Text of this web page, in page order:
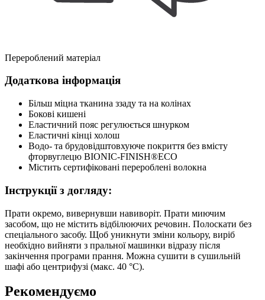
Перероблений матеріал
Додаткова інформація
Більш міцна тканина ззаду та на колінах
Бокові кишені
Еластичний пояс регулюється шнурком
Еластичні кінці холош
Водо- та брудовідштовхуюче покриття без вмісту
фторвуглецю BIONIC-FINISH®ECO
Містить сертифіковані перероблені волокна
Інструкції з догляду:
Прати окремо, вивернувши навиворіт. Прати миючим
засобом, що не містить відбілюючих речовин. Полоскати без
спеціального засобу. Щоб уникнути зміни кольору, виріб
необхідно вийняти з пральної машинки відразу після
закінчення програми прання. Можна сушити в сушильній
шафі або центрифузі (макс. 40 °C).
Рекомендуємо